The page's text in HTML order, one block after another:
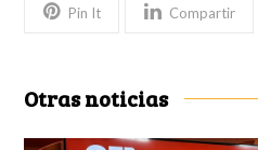
Pin It Compartir
Otras noticias